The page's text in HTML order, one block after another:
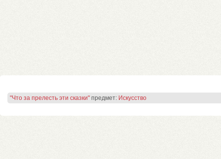
"Что за прелесть эти сказки" предмет: Искусство